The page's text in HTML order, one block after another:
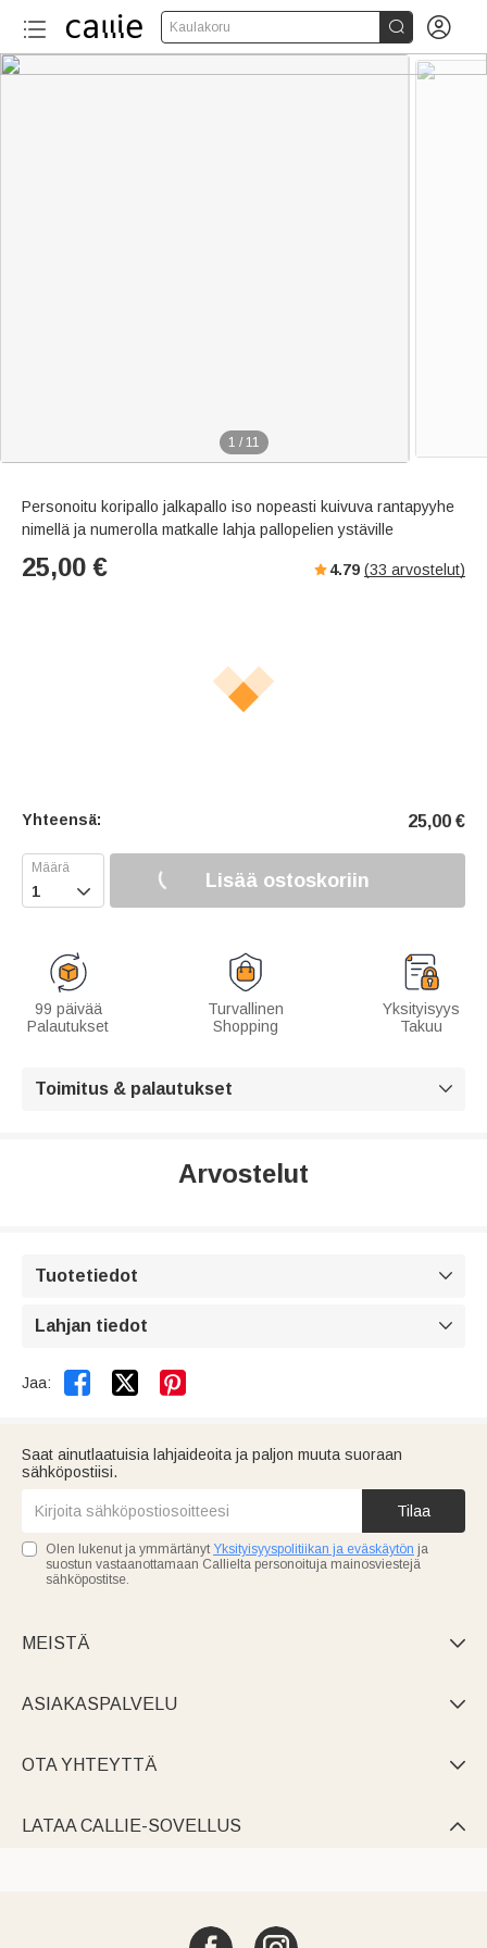
Kaulakoru  
1 / 11
Personoitu koripallo jalkapallo iso nopeasti kuivuva rantapyyhe
nimellä ja numerolla matkalle lahja pallopelien ystäville
25,00 € 4.79 (33 arvostelut)
Yhteensä: 25,00 €
 Lisää ostoskoriin
99 päivää
Palautukset
Turvallinen
Shopping
Yksityisyys
Takuu
Toimitus & palautukset 
Arvostelut
Tuotetiedot 
Lahjan tiedot 
Jaa:  
Saat ainutlaatuisia lahjaideoita ja paljon muuta suoraan
sähköpostiisi.
Tilaa
Olen lukenut ja ymmärtänyt Yksityisyyspolitiikan ja eväskäytön ja
suostun vastaanottamaan Callielta personoituja mainosviestejä
sähköpostitse.
MEISTÄ 
ASIAKASPALVELU 
OTA YHTEYTTÄ 
LATAA CALLIE-SOVELLUS 